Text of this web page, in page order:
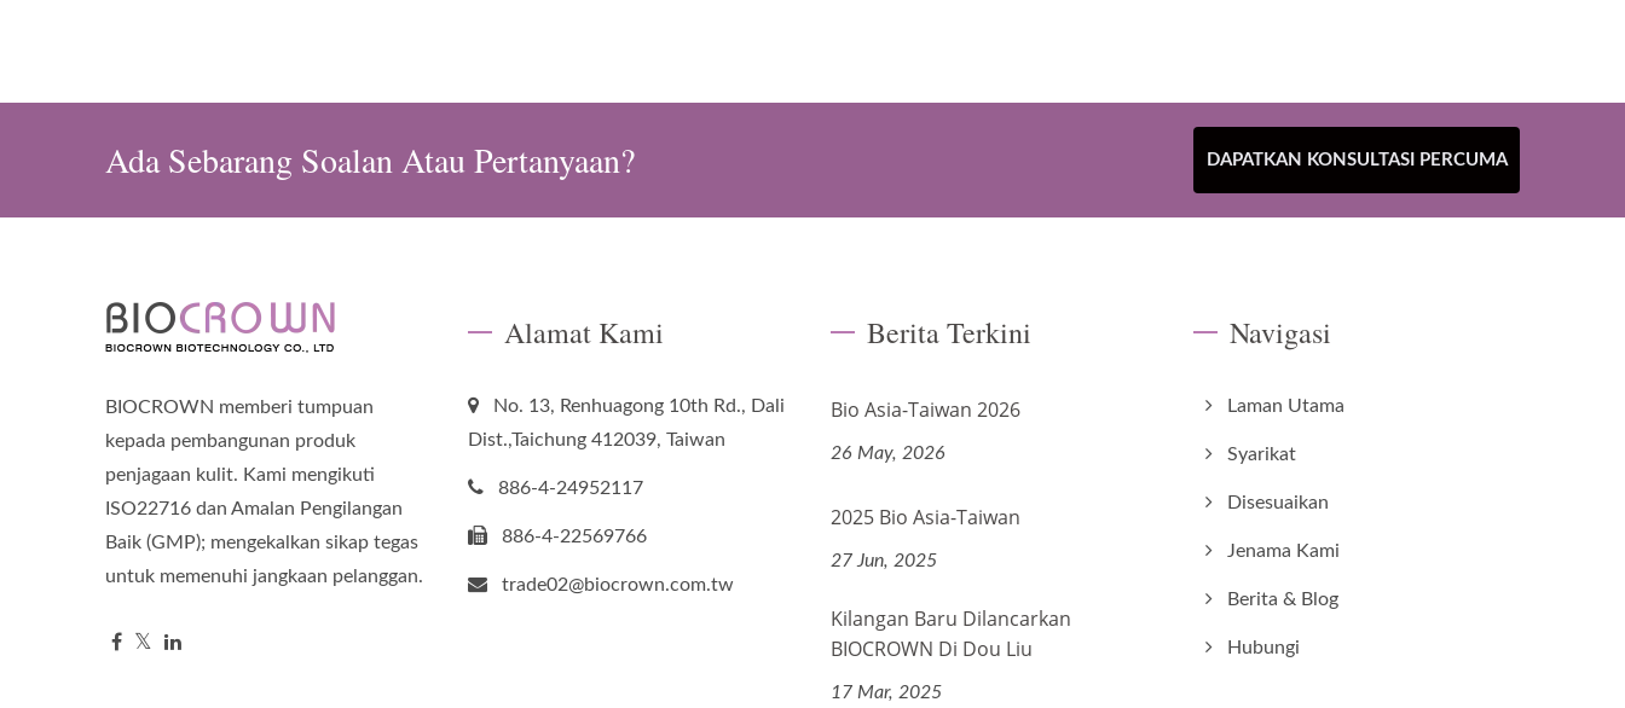
Ada Sebarang Soalan Atau Pertanyaan? DAPATKAN KONSULTASI PERCUMA
BIOCROWN memberi tumpuan
kepada pembangunan produk
penjagaan kulit. Kami mengikuti
ISO22716 dan Amalan Pengilangan
Baik (GMP); mengekalkan sikap tegas
untuk memenuhi jangkaan pelanggan.
Alamat Kami
No. 13, Renhuagong 10th Rd., Dali
Dist.,Taichung 412039, Taiwan
886-4-24952117
886-4-22569766
trade02@biocrown.com.tw
Berita Terkini
Bio Asia-Taiwan 2026
26 May, 2026
2025 Bio Asia-Taiwan
27 Jun, 2025
Kilangan Baru Dilancarkan
BIOCROWN Di Dou Liu
17 Mar, 2025
Navigasi
Laman Utama
Syarikat
Disesuaikan
Jenama Kami
Berita & Blog
Hubungi